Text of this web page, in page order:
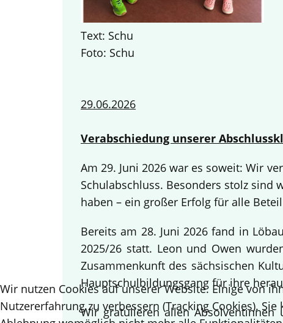
Text: Schu
Foto: Schu
29.06.2026
Verabschiedung unserer
Am 29. Juni 2026 war es soweit: Wir
Schulabschluss. Besonders stolz sind
haben – ein großer Erfolg für alle
Bereits am 28. Juni 2026 fand in
2025/26 statt. Leon und Owen
Zusammenkunft des sächsischen
Hauptschulbildungsgang für ihre
Wir gratulieren allen
Wir nutzen Cookies auf unserer Website. Einige von
Nutzererfahrung zu verbessern (Tracking Cookies).